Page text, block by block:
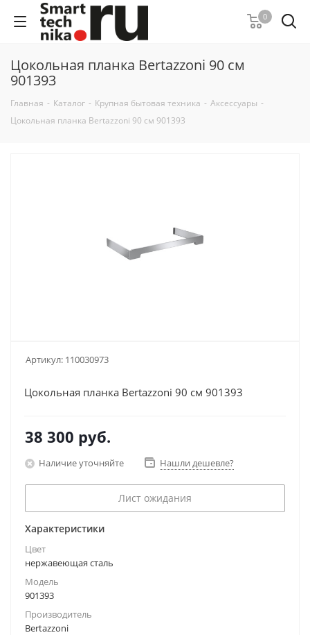
0
Цокольная планка Bertazzoni 90 см
901393
Главная - Каталог - Крупная бытовая техника - Аксессуары -
Цокольная планка Bertazzoni 90 см 901393
Артикул: 110030973
Цокольная планка Bertazzoni 90 см 901393
38 300 руб.
Наличие уточняйте Нашли дешевле?
Лист ожидания
Характеристики
Цвет
нержавеющая сталь
Модель
901393
Производитель
Bertazzoni